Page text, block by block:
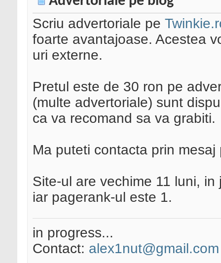
Scriu advertoriale pe
foarte avantajoase. Acestea
uri externe.
Pretul este de 30 ron pe
(multe advertoriale) sunt
ca va recomand sa va grabiti.
Ma puteti contacta prin
Site-ul are vechime 11 luni,
iar pagerank-ul este 1.
in progress...
Contact: alex1nut@gmail.com